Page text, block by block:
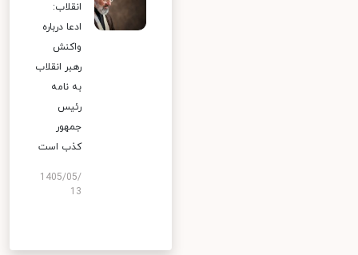
انقلاب:
ادعا درباره
واکنش
رهبر انقلاب
به نامه
رئیس
جمهور
کذب است
1405/05/
13